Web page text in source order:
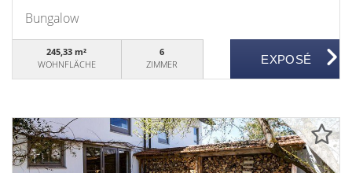
Bungalow
245,33 m²
WOHNFLÄCHE
6
ZIMMER